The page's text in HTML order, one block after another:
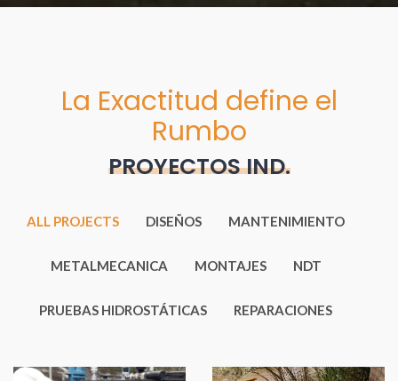
La Exactitud define el
Rumbo
PROYECTOS IND.
ALL PROJECTS DISEÑOS MANTENIMIENTO
METALMECANICA MONTAJES NDT
PRUEBAS HIDROSTÁTICAS REPARACIONES
Sistemas